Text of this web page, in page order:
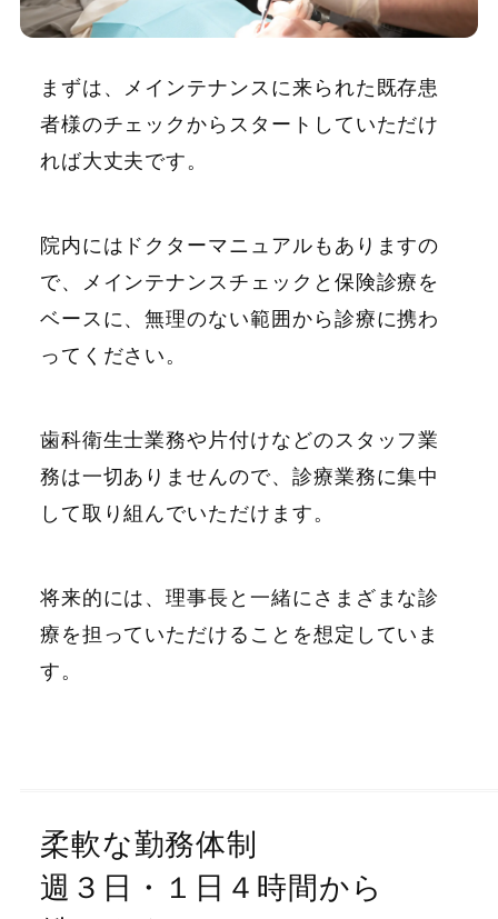
まずは、メインテナンスに来られた既存患
者様のチェックからスタートしていただけ
れば大丈夫です。
院内にはドクターマニュアルもありますの
で、メインテナンスチェックと保険診療を
ベースに、無理のない範囲から診療に携わ
ってください。
歯科衛生士業務や片付けなどのスタッフ業
務は一切ありませんので、診療業務に集中
して取り組んでいただけます。
将来的には、理事長と一緒にさまざまな診
療を担っていただけることを想定していま
す。
柔軟な勤務体制
週３日・１日４時間から